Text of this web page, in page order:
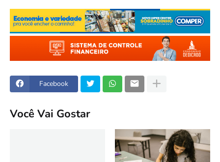
Facebook
Você Vai Gostar